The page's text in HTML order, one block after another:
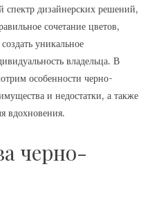
дизайнерских решений,
сочетание цветов,
уникальное
владельца. В
особенности черно-
и недостатки, а также
вдохновения.
черно-